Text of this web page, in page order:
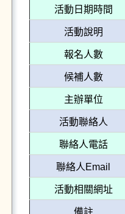
活動日期時間
活動說明
報名人數
候補人數
主辦單位
活動聯絡人
聯絡人電話
聯絡人Email
活動相關網址
備註